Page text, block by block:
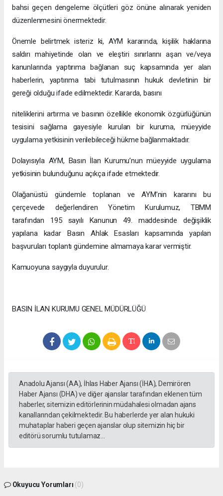
bahsi geçen dengeleme ölçütleri göz önüne alınarak yeniden
düzenlenmesini önermektedir.
Önemle belirtmek isteriz ki, AYM kararında, kişilik haklarına
saldırı mahiyetinde olan ve eleştiri sınırlarını aşan ve/veya
kanunlarında yaptırıma bağlanan suç kapsamında yer alan
haberlerin, yaptırıma tabi tutulmasının hukuk devletinin bir
gereği olduğu ifade edilmektedir. Kararda, basını
niteliklerini artırma ve basının özellikle ekonomik özgürlüğünün
tesisini sağlama gayesiyle kurulan bir kuruma, müeyyide
uygulama yetkisinin verilebileceği hükme bağlanmaktadır.
Dolayısıyla AYM, Basın İlan Kurumu’nun müeyyide uygulama
yetkisinin bulunduğunu açıkça ifade etmektedir.
Olağanüstü gündemle toplanan ve AYM’nin kararını bu
çerçevede değerlendiren Yönetim Kurulumuz, TBMM
tarafından 195 sayılı Kanunun 49. maddesinde değişiklik
yapılana kadar Basın Ahlak Esasları kapsamında yapılan
başvuruları toplantı gündemine almamaya karar vermiştir.
Kamuoyuna saygıyla duyurulur.
BASIN İLAN KURUMU GENEL MÜDÜRLÜĞÜ
Anadolu Ajansı (AA), İhlas Haber Ajansı (İHA), Demirören
Haber Ajansı (DHA) ve diğer ajanslar tarafından eklenen tüm
haberler, sitemizin editörlerinin müdahalesi olmadan ajans
kanallarından çekilmektedir. Bu haberlerde yer alan hukuki
muhataplar haberi geçen ajanslar olup sitemizin hiç bir
editörü sorumlu tutulamaz...
Okuyucu Yorumları (0)